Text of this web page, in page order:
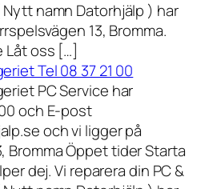
Nytt namn Datorhjälp ) har
13, Bromma.
Låt oss […]
Tel 08 37 21 00
PC Service har
och E-post
och vi ligger på
Bromma Öppet tider Starta
dej. Vi reparera din PC &